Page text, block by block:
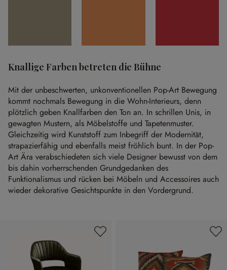
Knallige Farben betreten die Bühne
Mit der unbeschwerten, unkonventionellen Pop-Art Bewegung
kommt nochmals Bewegung in die Wohn-Interieurs, denn
plötzlich geben Knallfarben den Ton an. In schrillen Unis, in
gewagten Mustern, als Möbelstoffe und Tapetenmuster.
Gleichzeitig wird Kunststoff zum Inbegriff der Modernität,
strapazierfähig und ebenfalls meist fröhlich bunt. In der Pop-
Art Ära verabschiedeten sich viele Designer bewusst von dem
bis dahin vorherrschenden Grundgedanken des
Funktionalismus und rücken bei Möbeln und Accessoires auch
wieder dekorative Gesichtspunkte in den Vordergrund.